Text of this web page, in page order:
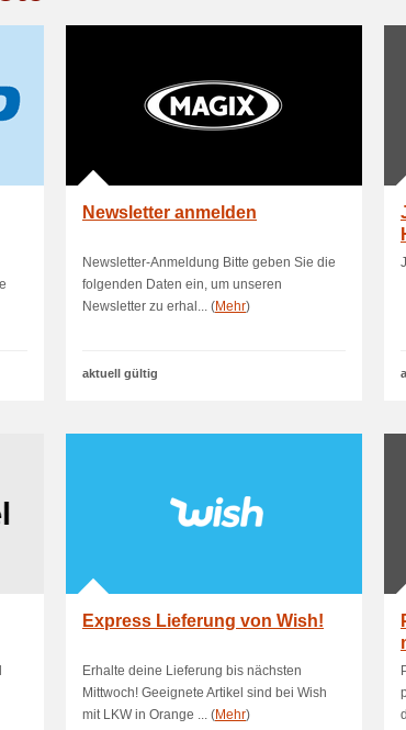
Newsletter anmelden
Newsletter-Anmeldung Bitte geben Sie die
folgenden Daten ein, um unseren
Newsletter zu erhal... (Mehr)
aktuell gültig
Express Lieferung von Wish!
Erhalte deine Lieferung bis nächsten
Mittwoch! Geeignete Artikel sind bei Wish
mit LKW in Orange ... (Mehr)